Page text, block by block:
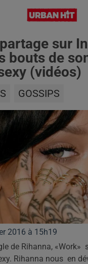
sur
bouts de
(vidéos)
GOSSIPS
2016 à 15h19
de Rihanna, «Work»
Rihanna nous en